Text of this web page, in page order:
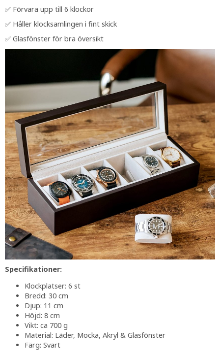
✅ Förvara upp till 6 klockor
✅ Håller klocksamlingen i fint skick
✅ Glasfönster för bra översikt
Specifikationer:
Klockplatser: 6 st
Bredd: 30 cm
Djup: 11 cm
Höjd: 8 cm
Vikt: ca 700 g
Material: Läder, Mocka, Akryl & Glasfönster
Färg: Svart